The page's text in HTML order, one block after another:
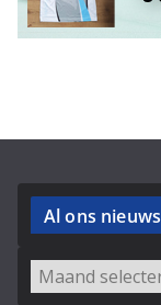
Al ons nieuws
Archieven